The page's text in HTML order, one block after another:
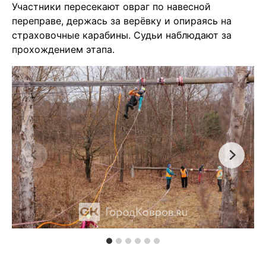
Участники пересекают овраг по навесной
переправе, держась за верёвку и опираясь на
страховочные карабины. Судьи наблюдают за
прохождением этапа.